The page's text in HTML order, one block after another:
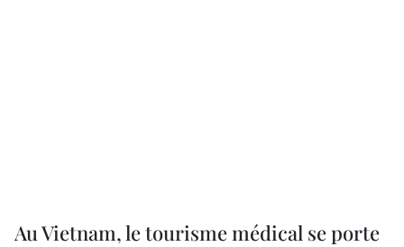
Au Vietnam, le tourisme médical se porte